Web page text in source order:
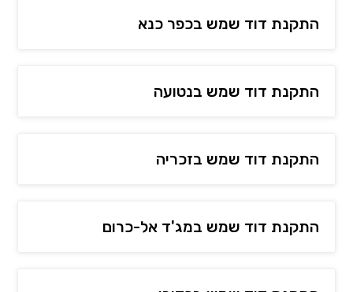
התקנת דוד שמש בכפר כנא
התקנת דוד שמש בנטועה
התקנת דוד שמש בזכריה
התקנת דוד שמש במג'ד אל-כרום